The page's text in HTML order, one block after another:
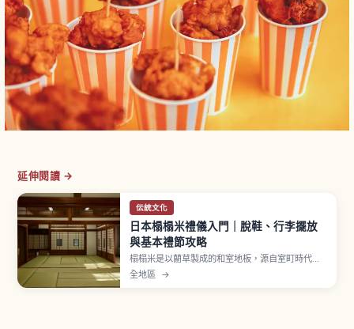
延伸閱讀 →
伝統文化
日本榻榻米禮儀入門｜脫鞋、行李擺放
與基本禮節攻略
榻榻米是以藺草製成的和室地板，源自室町時代以
後鋪滿房間的形式。進入和室前須脫鞋並擺正鞋尖
全地區 →